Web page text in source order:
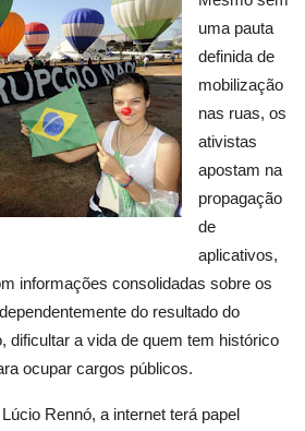
uma pauta
definida de
mobilização
nas ruas, os
ativistas
apostam na
propagação
de
aplicativos,
informações consolidadas sobre os
do resultado do
dificultar a vida de quem tem histórico
ocupar cargos públicos.
Rennó, a internet terá papel